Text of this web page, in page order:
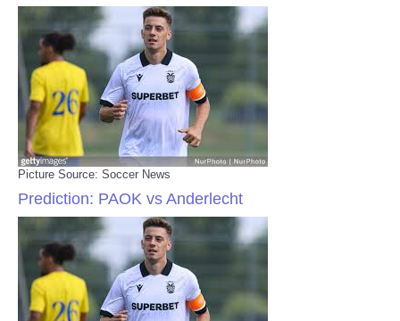
Picture Source: Soccer News
Prediction: PAOK vs Anderlecht